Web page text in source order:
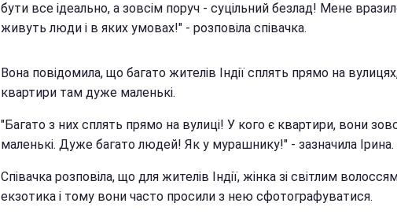
бути все ідеально, а зовсім поруч - суцільний безлад! Мене
живуть люди і в яких умовах!" - розповіла співачка.
Вона повідомила, що багато жителів Індії сплять прямо на
квартири там дуже маленькі.
"Багато з них сплять прямо на вулиці! У кого є квартири, вони
маленькі. Дуже багато людей! Як у мурашнику!" - зазначила Ірина.
Співачка розповіла, що для жителів Індії, жінка зі світлим
екзотика і тому вони часто просили з нею сфотографуватися.